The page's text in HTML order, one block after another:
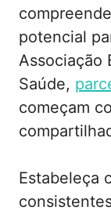
potencial
Associação
Saúde,
começam
Estabeleça